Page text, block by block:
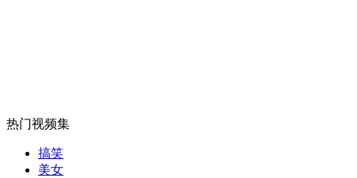
热门视频集
搞笑
美女